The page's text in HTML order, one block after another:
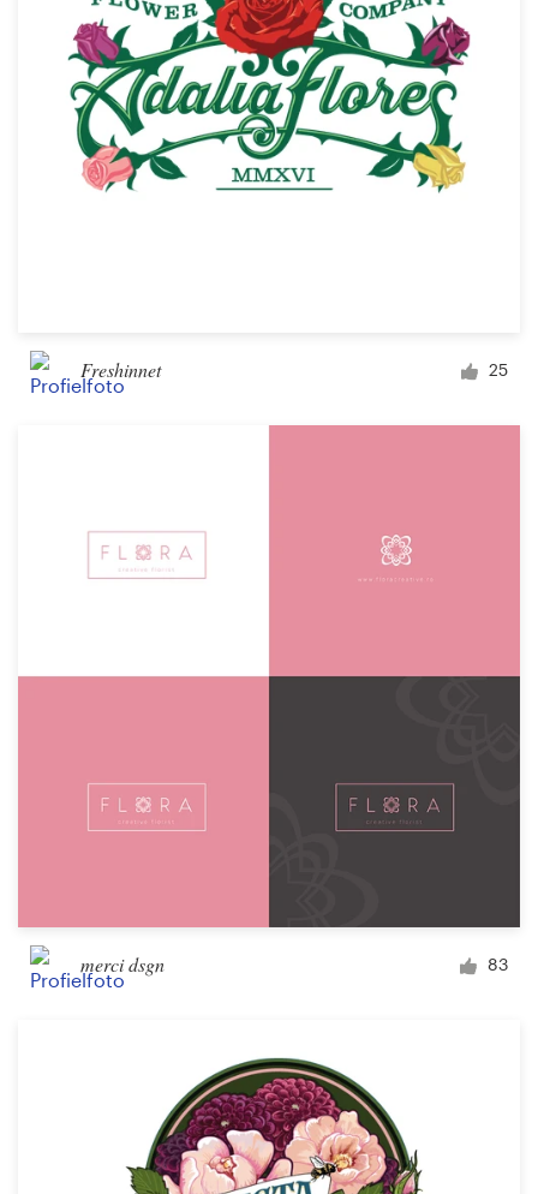
Freshinnet 25
merci dsgn 83